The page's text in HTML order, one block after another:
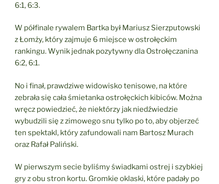
6:1, 6:3.
W półfinale rywalem Bartka był Mariusz Sierzputowski
z Łomży, który zajmuje 6 miejsce w ostrołęckim
rankingu. Wynik jednak pozytywny dla Ostrołęczanina
6:2, 6:1.
No i finał, prawdziwe widowisko tenisowe, na które
zebrała się cała śmietanka ostrołęckich kibiców. Można
wręcz powiedzieć, że niektórzy jak niedźwiedzie
wybudzili się z zimowego snu tylko po to, aby objerzeć
ten spektakl, który zafundowali nam Bartosz Murach
oraz Rafał Paliński.
W pierwszym secie byliśmy świadkami ostrej i szybkiej
gry z obu stron kortu. Gromkie oklaski, które padały po